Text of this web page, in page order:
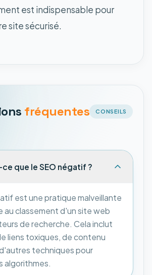
est indispensable pour
site sécurisé.
fréquentes CONSEILS
que le SEO négatif ?
est une pratique malveillante
au classement d'un site web
de recherche. Cela inclut
liens toxiques, de contenu
techniques pour
algorithmes.